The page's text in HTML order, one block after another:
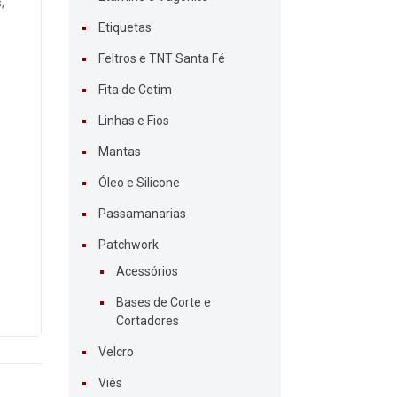
Etiquetas
Feltros e TNT Santa Fé
Fita de Cetim
Linhas e Fios
Mantas
Óleo e Silicone
Passamanarias
Patchwork
Acessórios
Bases de Corte e
Cortadores
Velcro
Viés